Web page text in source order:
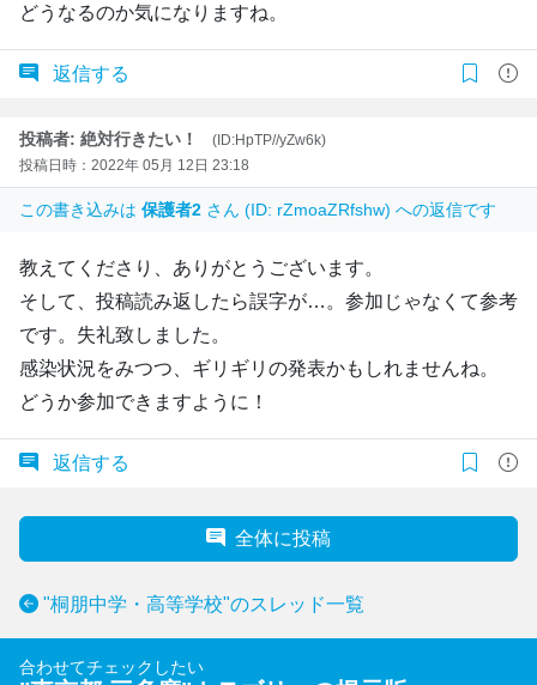
どうなるのか気になりますね。
返信する
投稿者: 絶対行きたい！
(ID:HpTP//yZw6k)
投稿日時：2022年 05月 12日 23:18
この書き込みは 保護者2 さん (ID: rZmoaZRfshw) への返信です
教えてくださり、ありがとうございます。
そして、投稿読み返したら誤字が…。参加じゃなくて参考
です。失礼致しました。
感染状況をみつつ、ギリギリの発表かもしれませんね。
どうか参加できますように！
返信する
全体に投稿
"桐朋中学・高等学校"のスレッド一覧
合わせてチェックしたい